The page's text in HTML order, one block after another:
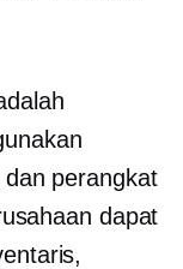
perangkat
dapat